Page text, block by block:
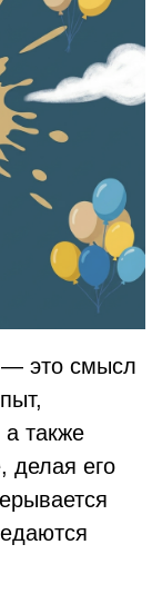
— это смысл
также
делая его